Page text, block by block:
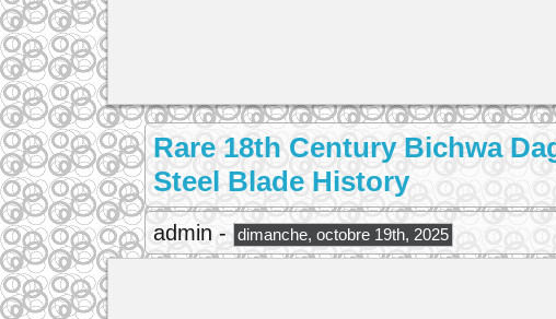
Rare 18th Century Bichwa
Steel Blade History
admin - dimanche, octobre 19th, 2025